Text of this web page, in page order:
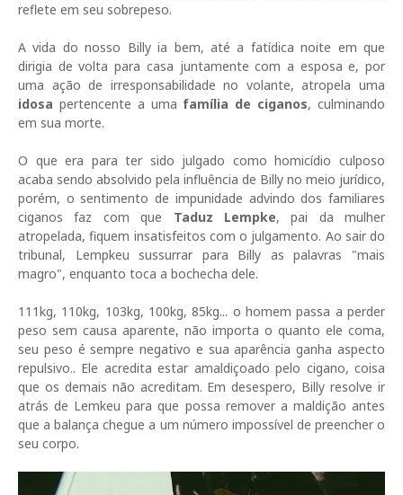
reflete em seu sobrepeso.
A vida do nosso Billy ia bem, até a fatídica noite em que
dirigia de volta para casa juntamente com a esposa e, por
uma ação de irresponsabilidade no volante, atropela uma
idosa pertencente a uma família de ciganos, culminando
em sua morte.
O que era para ter sido julgado como homicídio culposo
acaba sendo absolvido pela influência de Billy no meio jurídico,
porém, o sentimento de impunidade advindo dos familiares
ciganos faz com que Taduz Lempke, pai da mulher
atropelada, fiquem insatisfeitos com o julgamento. Ao sair do
tribunal, Lempkeu sussurrar para Billy as palavras "mais
magro", enquanto toca a bochecha dele.
111kg, 110kg, 103kg, 100kg, 85kg... o homem passa a perder
peso sem causa aparente, não importa o quanto ele coma,
seu peso é sempre negativo e sua aparência ganha aspecto
repulsivo.. Ele acredita estar amaldiçoado pelo cigano, coisa
que os demais não acreditam. Em desespero, Billy resolve ir
atrás de Lemkeu para que possa remover a maldição antes
que a balança chegue a um número impossível de preencher o
seu corpo.